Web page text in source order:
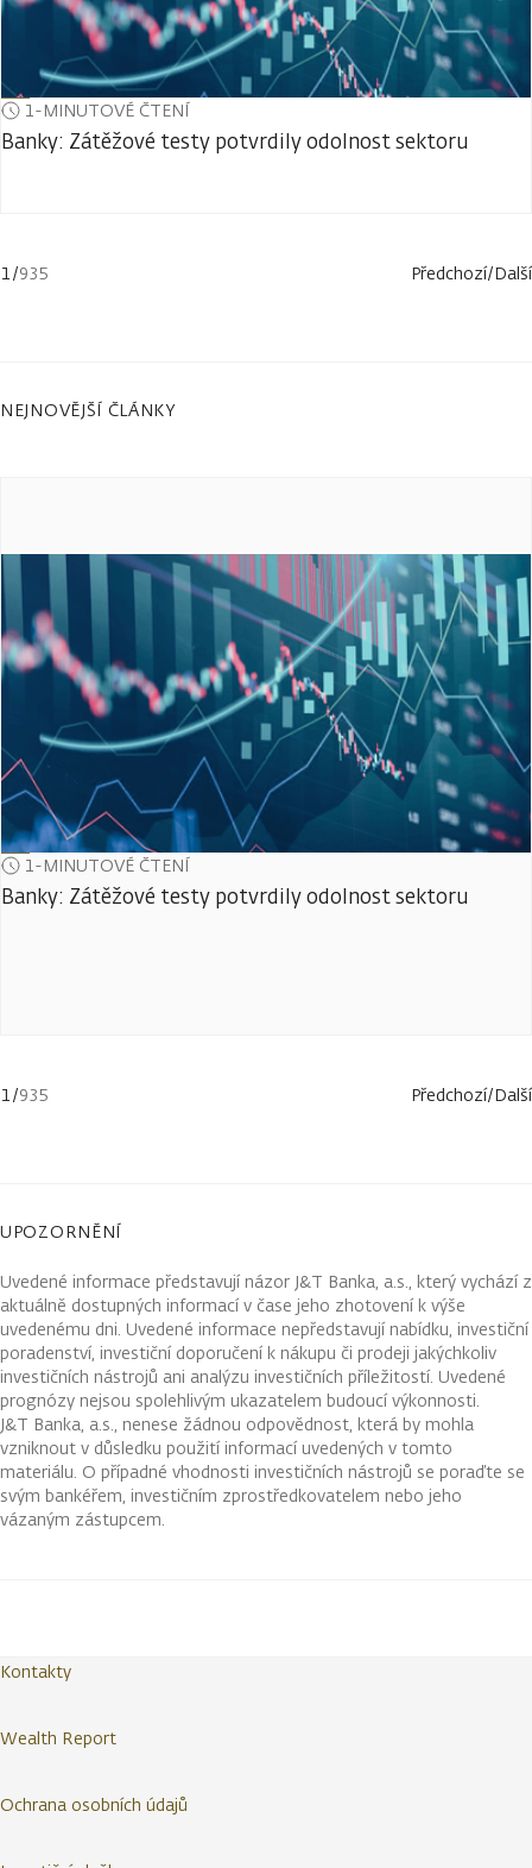
1-MINUTOVÉ ČTENÍ
Banky: Zátěžové testy potvrdily odolnost sektoru
1/935 Předchozí/Další
NEJNOVĚJŠÍ ČLÁNKY
1-MINUTOVÉ ČTENÍ
Banky: Zátěžové testy potvrdily odolnost sektoru
1/935 Předchozí/Další
UPOZORNĚNÍ
Uvedené informace představují názor J&T Banka, a.s., který vychází z
aktuálně dostupných informací v čase jeho zhotovení k výše
uvedenému dni. Uvedené informace nepředstavují nabídku, investiční
poradenství, investiční doporučení k nákupu či prodeji jakýchkoliv
investičních nástrojů ani analýzu investičních příležitostí. Uvedené
prognózy nejsou spolehlivým ukazatelem budoucí výkonnosti.
J&T Banka, a.s., nenese žádnou odpovědnost, která by mohla
vzniknout v důsledku použití informací uvedených v tomto
materiálu. O případné vhodnosti investičních nástrojů se poraďte se
svým bankéřem, investičním zprostředkovatelem nebo jeho
vázaným zástupcem.
Kontakty
Wealth Report
Ochrana osobních údajů